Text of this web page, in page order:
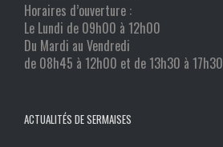
Horaires d’ouverture :
Le Lundi de 09h00 à 12h00
Du Mardi au Vendredi
de 08h45 à 12h00 et de 13h30 à 17h30
ACTUALITÉS DE SERMAISES